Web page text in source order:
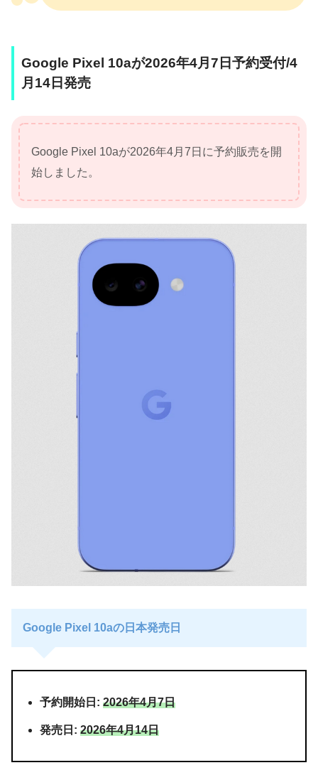
Google Pixel 10aが2026年4月7日予約受付/4
月14日発売
Google Pixel 10aが2026年4月7日に予約販売を開
始しました。
Google Pixel 10aの日本発売日
予約開始日:2026年4月7日
発売日:2026年4月14日